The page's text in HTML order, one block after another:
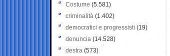
Costume (5.581)
criminalità (1.402)
democratici e progressisti (19)
denuncia (14.528)
destra (573)